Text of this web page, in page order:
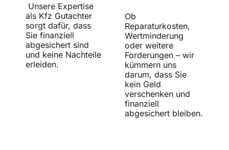
Unsere Expertise
als Kfz Gutachter
sorgt dafür, dass
Sie finanziell
abgesichert sind
und keine Nachteile
erleiden.
Ob
Reparaturkosten,
Wertminderung
oder weitere
Forderungen – wir
kümmern uns
darum, dass Sie
kein Geld
verschenken und
finanziell
abgesichert bleiben.